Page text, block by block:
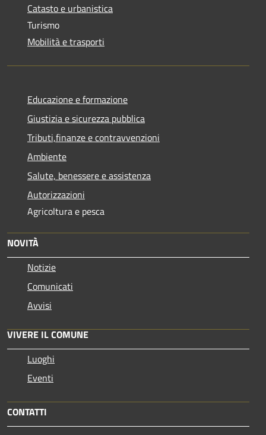
Catasto e urbanistica
Turismo
Mobilità e trasporti
Educazione e formazione
Giustizia e sicurezza pubblica
Tributi,finanze e contravvenzioni
Ambiente
Salute, benessere e assistenza
Autorizzazioni
Agricoltura e pesca
NOVITÀ
Notizie
Comunicati
Avvisi
VIVERE IL COMUNE
Luoghi
Eventi
CONTATTI